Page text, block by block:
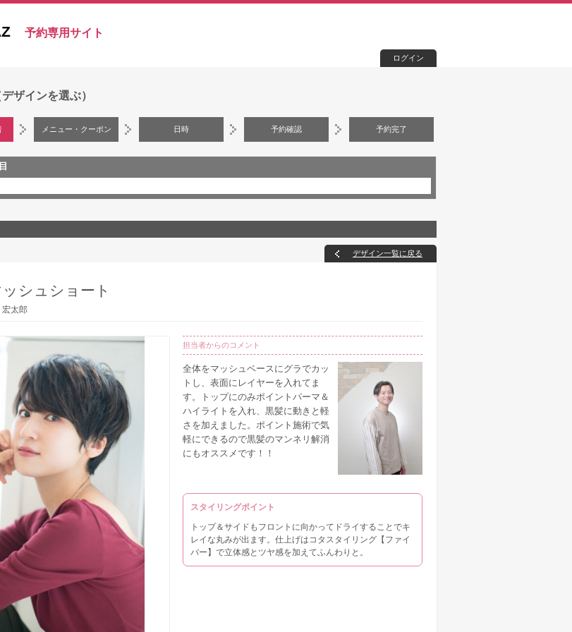
予約専用サイト
ログイン
ザインを選ぶ）
メニュー・クーポン 日時 予約確認 予約完了
デザイン一覧に戻る
シュショート
太郎
担当者からのコメント
全体をマッシュベースにグラでカッ
トし、表面にレイヤーを入れてま
す。トップにのみポイントパーマ＆
ハイライトを入れ、黒髪に動きと軽
さを加えました。ポイント施術で気
軽にできるので黒髪のマンネリ解消
にもオススメです！！
スタイリングポイント
トップ＆サイドもフロントに向かってドライすることでキ
レイな丸みが出ます。仕上げはコタスタイリング【ファイ
バー】で立体感とツヤ感を加えてふんわりと。